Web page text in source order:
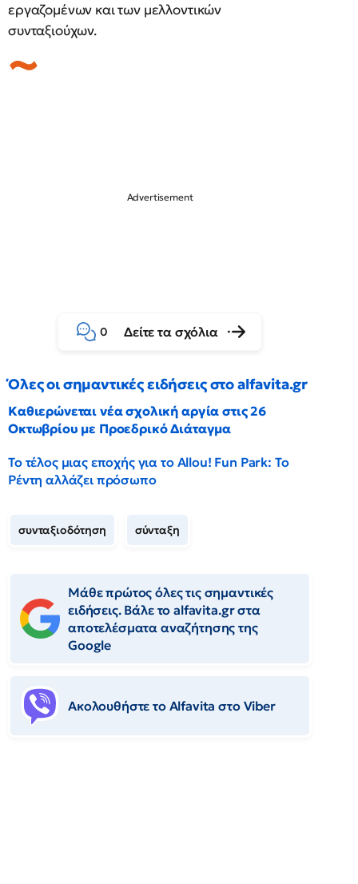
εργαζομένων και των μελλοντικών
συνταξιούχων.
0 Δείτε τα σχόλια
Όλες οι σημαντικές ειδήσεις στο alfavita.gr
Καθιερώνεται νέα σχολική αργία στις 26
Οκτωβρίου με Προεδρικό Διάταγμα
Το τέλος μιας εποχής για το Allou! Fun Park: Το
Ρέντη αλλάζει πρόσωπο
συνταξιοδότηση σύνταξη
Μάθε πρώτος όλες τις σημαντικές
ειδήσεις. Βάλε το alfavita.gr στα
αποτελέσματα αναζήτησης της
Google
Ακολουθήστε το Αlfavita στο Viber